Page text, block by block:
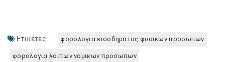
Ετικέτες: φορολογια εισοδηματος φυσικων προσωπων
φορολογια λοιπων νομικων προσωπων